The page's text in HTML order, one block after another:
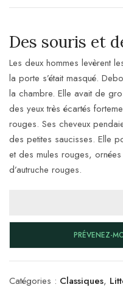
Des souris et
Les deux hommes levèrent
la porte s’était masqué.
la chambre. Elle avait de
des yeux très écartés
rouges. Ses cheveux
des petites saucisses. Elle
et des mules rouges,
d’autruche rouges.
PRÉVENEZ-
Catégories : Classiques,